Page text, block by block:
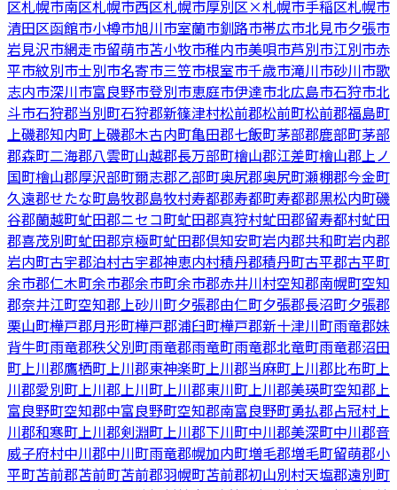
区札幌市南区札幌市西区札幌市厚別区×札幌市手稲区札幌市
清田区函館市小樽市旭川市室蘭市釧路市帯広市北見市夕張市
岩見沢市網走市留萌市苫小牧市稚内市美唄市芦別市江別市赤
平市紋別市士別市名寄市三笠市根室市千歳市滝川市砂川市歌
志内市深川市富良野市登別市恵庭市伊達市北広島市石狩市北
斗市石狩郡当別町石狩郡新篠津村松前郡松前町松前郡福島町
上磯郡知内町上磯郡木古内町亀田郡七飯町茅部郡鹿部町茅部
郡森町二海郡八雲町山越郡長万部町檜山郡江差町檜山郡上ノ
国町檜山郡厚沢部町爾志郡乙部町奥尻郡奥尻町瀬棚郡今金町
久遠郡せたな町島牧郡島牧村寿都郡寿都町寿都郡黒松内町磯
谷郡蘭越町虻田郡ニセコ町虻田郡真狩村虻田郡留寿都村虻田
郡喜茂別町虻田郡京極町虻田郡倶知安町岩内郡共和町岩内郡
岩内町古宇郡泊村古宇郡神恵内村積丹郡積丹町古平郡古平町
余市郡仁木町余市郡余市町余市郡赤井川村空知郡南幌町空知
郡奈井江町空知郡上砂川町夕張郡由仁町夕張郡長沼町夕張郡
栗山町樺戸郡月形町樺戸郡浦臼町樺戸郡新十津川町雨竜郡妹
背牛町雨竜郡秩父別町雨竜郡雨竜町雨竜郡北竜町雨竜郡沼田
町上川郡鷹栖町上川郡東神楽町上川郡当麻町上川郡比布町上
川郡愛別町上川郡上川町上川郡東川町上川郡美瑛町空知郡上
富良野町空知郡中富良野町空知郡南富良野町勇払郡占冠村上
川郡和寒町上川郡剣淵町上川郡下川町中川郡美深町中川郡音
威子府村中川郡中川町雨竜郡幌加内町増毛郡増毛町留萌郡小
平町苫前郡苫前町苫前郡羽幌町苫前郡初山別村天塩郡遠別町